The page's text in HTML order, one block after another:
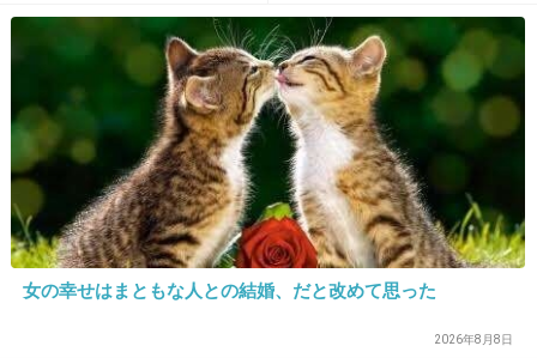
2013/08/01(木) 23:35:52
ロイヤルコペンハーゲンとジノリが好き！
+97
37. 匿名2013/08/01(木) 23:36:09
大皿、小鉢や小皿、どんぶり、何時の間にかた
しての矜持
女の幸せはまともな人との結婚、だと改めて思った
2026年8月8日